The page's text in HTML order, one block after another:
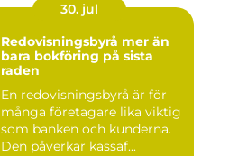
30. jul
Redovisningsbyrå mer än
bara bokföring på sista
raden
En redovisningsbyrå är för
många företagare lika viktig
som banken och kunderna.
Den påverkar kassaf...